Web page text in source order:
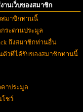
านเว็บของสมาชิก
สมาชิกท่านนี้
กระดานประมูล
ถึงสมาชิกท่านอื่น
ตัวที่ได้รับของสมาชิกท่านนี้
คาประมูล
โชว์